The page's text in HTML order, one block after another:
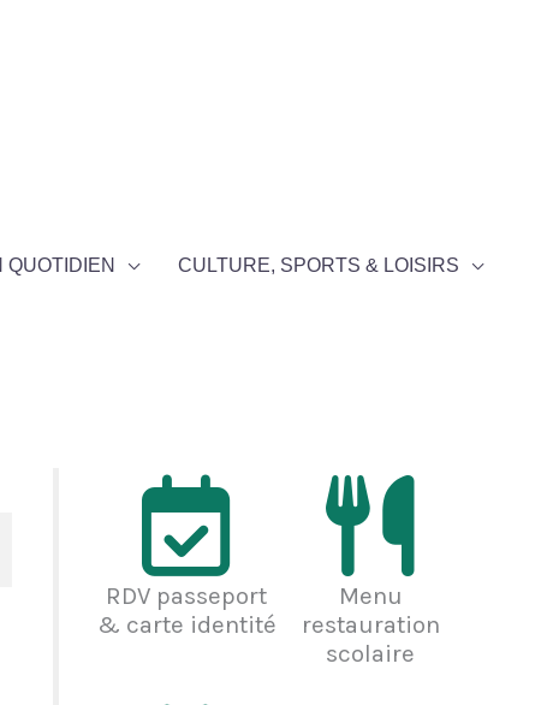
QUOTIDIEN CULTURE, SPORTS & LOISIRS
RDV passeport
& carte identité
Menu
restauration
scolaire